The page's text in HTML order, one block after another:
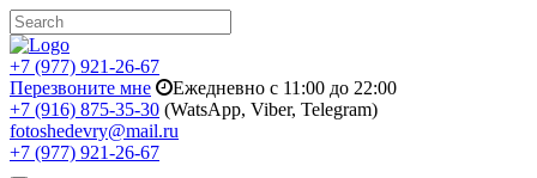
+7 (977) 921-26-67
Перезвоните мне
Ежедневно с 11:00 до 22:00
+7 (916) 875-35-30 (WatsApp, Viber, Telegram)
fotoshedevry@mail.ru
+7 (977) 921-26-67